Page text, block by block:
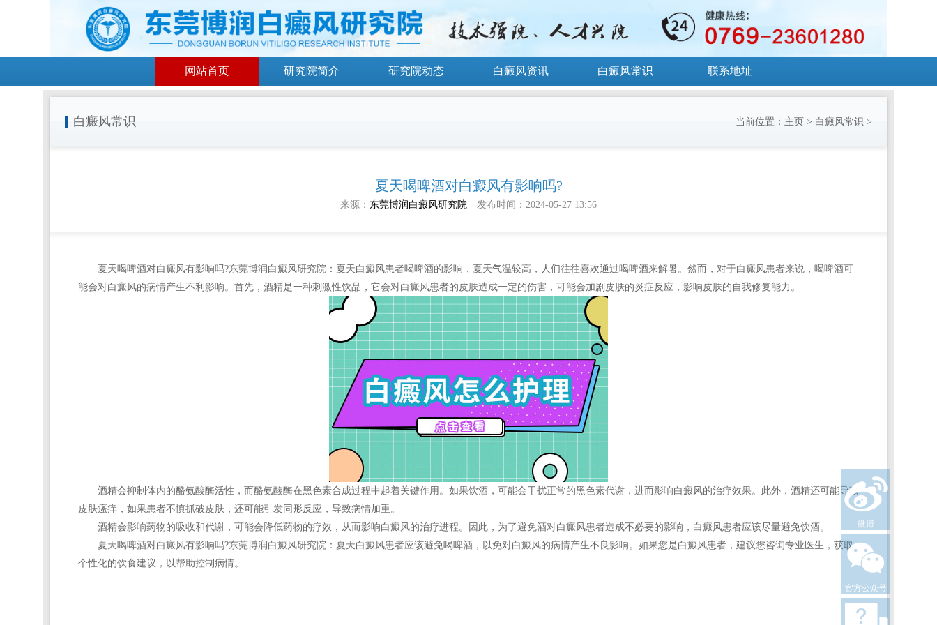
网站首页 研究院简介 研究院动态 白癜风资讯 白癜风常识 联系地址
白癜风常识 当前位置： 主页 > 白癜风常识 >
夏天喝啤酒对白癜风有影响吗?
来源： 东莞博润白癜风研究院 发布时间：2024-05-27 13:56
夏天喝啤酒对白癜风有影响吗?东莞博润白癜风研究院 ：夏天白癜风患者喝啤酒的影响，夏天气温较高，人们往往喜欢通过喝啤酒来解暑。然而，对于白癜风患者来说，喝啤酒可
能会对白癜风的病情产生不利影响。首先，酒精是一种刺激性饮品，它会对白癜风患者的皮肤造成一定的伤害，可能会加剧皮肤的炎症反应，影响皮肤的自我修复能力。
酒精会抑制体内的酪氨酸酶活性，而酪氨酸酶在黑色素合成过程中起着关键作用。如果饮酒，可能会干扰正常的黑色素代谢，进而影响白癜风的治疗效果。此外，酒精还可能导致
皮肤瘙痒，如果患者不慎抓破皮肤，还可能引发同形反应，导致病情加重。
酒精会影响药物的吸收和代谢，可能会降低药物的疗效，从而影响白癜风的治疗进程。因此，为了避免酒对白癜风患者造成不必要的影响，白癜风患者应该尽量避免饮酒。
夏天喝啤酒对白癜风有影响吗?东莞博润白癜风研究院 ：夏天白癜风患者应该避免喝啤酒，以免对白癜风的病情产生不良影响。如果您是白癜风患者，建议您咨询专业医生，获取
个性化的饮食建议，以帮助控制病情。
微博
官方公众号